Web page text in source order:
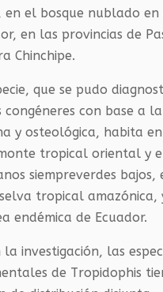
en el bosque nublado
en las provincias de
Chinchipe.
que se pudo
congéneres con base a
y osteológica, habita
tropical oriental y
siempreverdes bajos,
tropical amazónica,
endémica de Ecuador.
la investigación, las
de Tropidophis